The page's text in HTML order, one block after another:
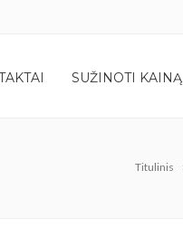
SUŽINOTI KAINĄ
Titulinis